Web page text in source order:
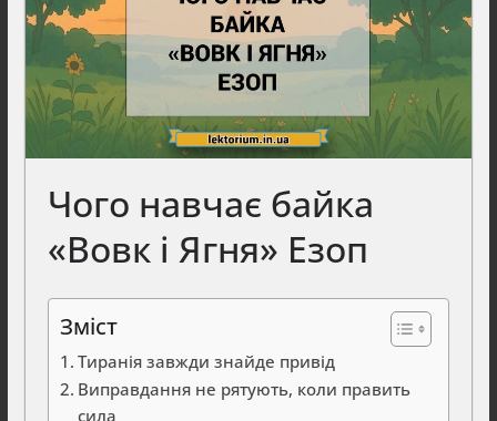
Чого навчає байка
«Вовк і Ягня» Езоп
Зміст
Тиранія завжди знайде привід
Виправдання не рятують, коли править
сила